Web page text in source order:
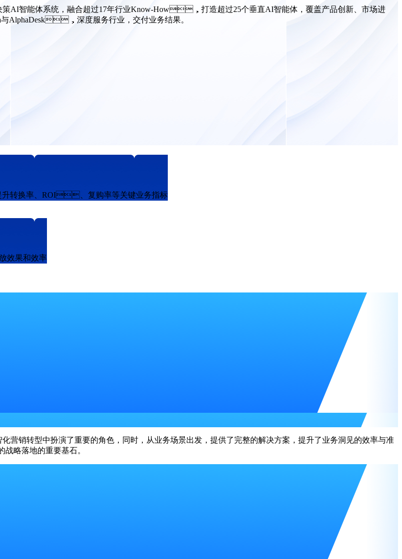
智能体系统，融合超过17年行业Know-How，打造超过25个垂直AI智能体，覆盖产品创新、市场进
与AlphaDesk，深度服务行业，交付业务结果。
，提升转换率、ROI、复购率等关键业务指标
放效果和效率
转型中扮演了重要的角色，同时，从业务场景出发，提供了完整的解决方案，提升了业务洞见的效率与准
战略落地的重要基石。